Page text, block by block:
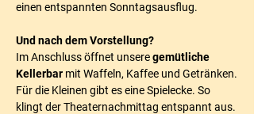
einen entspannten Sonntagsausflug.
Und nach dem Vorstellung?
Im Anschluss öffnet unseregemütliche
Kellerbar mit Waffeln, Kaffee und Getränken.
Für die Kleinen gibt es eine Spielecke. So
klingt der Theaternachmittag entspannt aus.